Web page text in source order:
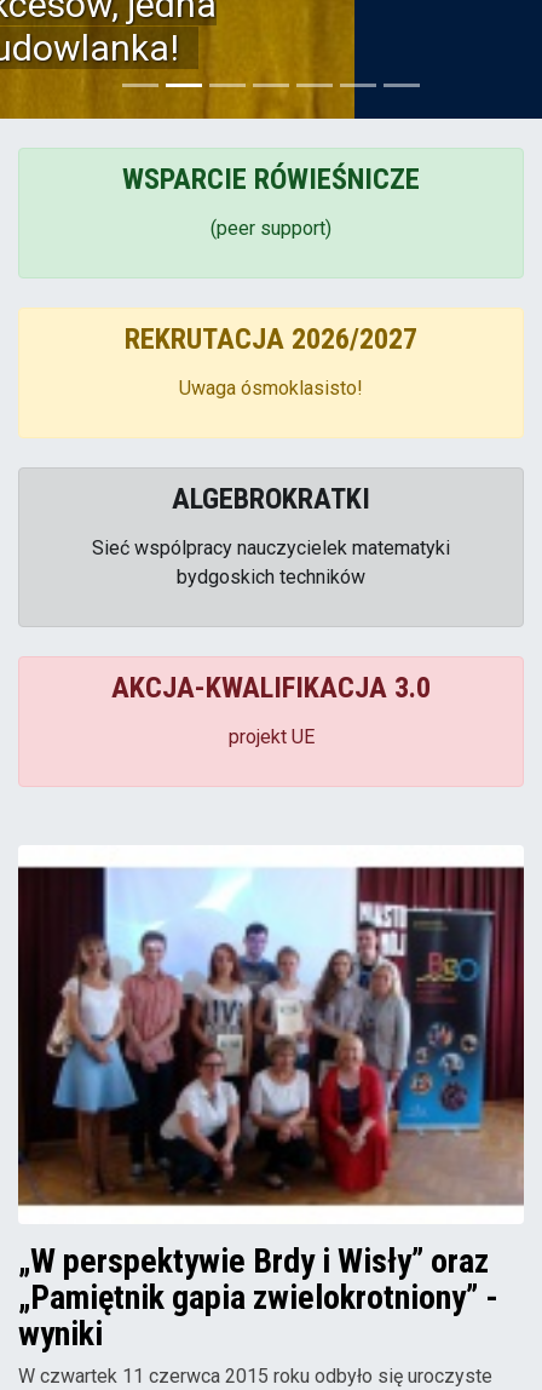
WSPARCIE RÓWIEŚNICZE
(peer support)
REKRUTACJA 2026/2027
Uwaga ósmoklasisto!
ALGEBROKRATKI
Sieć wspólpracy nauczycielek matematyki
bydgoskich techników
AKCJA-KWALIFIKACJA 3.0
projekt UE
„W perspektywie Brdy i Wisły” oraz
„Pamiętnik gapia zwielokrotniony” -
wyniki
W czwartek 11 czerwca 2015 roku odbyło się uroczyste